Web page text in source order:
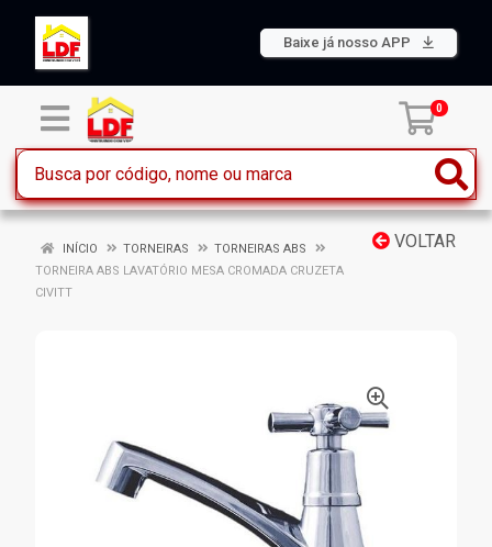
Baixe já nosso APP
0
VOLTAR
INÍCIO TORNEIRAS
TORNEIRAS ABS
TORNEIRA ABS LAVATÓRIO MESA CROMADA CRUZETA
CIVITT